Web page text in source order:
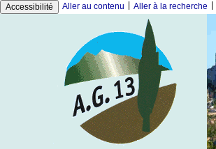
Accessibilité Aller au contenu Aller à la recherche